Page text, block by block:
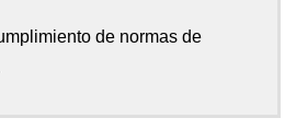
de normas de